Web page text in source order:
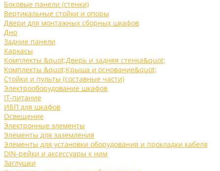
Боковые панели (стенки)
Вертикальные стойки и опоры
Двери для монтажных сборных шкафов
Дно
Задние панели
Каркасы
Комплекты &quot;Дверь и задняя стенка&quot;
Комплекты &quot;Крыша и основание&quot;
Стойки и пульты (составные части)
Электрооборудование шкафов
IT-питание
ИБП для шкафов
Освещение
Электронные элементы
Элементы для заземления
Элементы для установки оборудования и прокладки кабеля
DIN-рейки и аксессуары к ним
Заглушки